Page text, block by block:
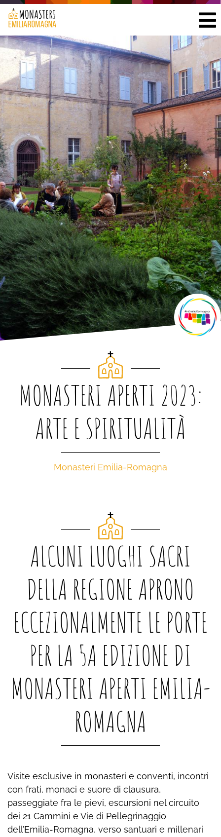
MONASTERI APERTI 2023:
ARTE E SPIRITUALITÀ
Monasteri Emilia-Romagna
ALCUNI LUOGHI SACRI
DELLA REGIONE APRONO
ECCEZIONALMENTE LE PORTE
PER LA 5A EDIZIONE DI
MONASTERI APERTI EMILIA-
ROMAGNA
Visite esclusive in monasteri e conventi, incontri
con frati, monaci e suore di clausura,
passeggiate fra le pievi, escursioni nel circuito
dei 21 Cammini e Vie di Pellegrinaggio
dell’Emilia-Romagna, verso santuari e millenari